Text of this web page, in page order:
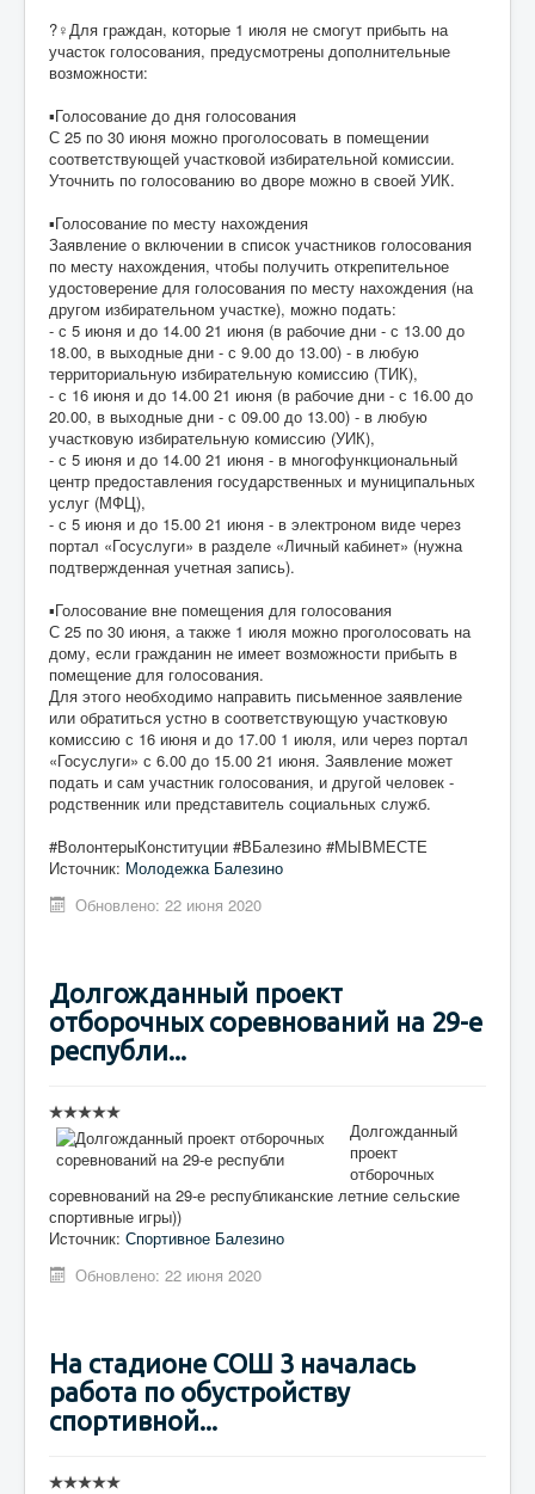
?‍♀️Для граждан, которые 1 июля не смогут прибыть на
участок голосования, предусмотрены дополнительные
возможности:
▪️Голосование до дня голосования
С 25 по 30 июня можно проголосовать в помещении
соответствующей участковой избирательной комиссии.
Уточнить по голосованию во дворе можно в своей УИК.
▪️Голосование по месту нахождения
Заявление о включении в список участников голосования
по месту нахождения, чтобы получить открепительное
удостоверение для голосования по месту нахождения (на
другом избирательном участке), можно подать:
- с 5 июня и до 14.00 21 июня (в рабочие дни - с 13.00 до
18.00, в выходные дни - с 9.00 до 13.00) - в любую
территориальную избирательную комиссию (ТИК),
- с 16 июня и до 14.00 21 июня (в рабочие дни - с 16.00 до
20.00, в выходные дни - с 09.00 до 13.00) - в любую
участковую избирательную комиссию (УИК),
- с 5 июня и до 14.00 21 июня - в многофункциональный
центр предоставления государственных и муниципальных
услуг (МФЦ),
- с 5 июня и до 15.00 21 июня - в электроном виде через
портал «Госуслуги» в разделе «Личный кабинет» (нужна
подтвержденная учетная запись).
▪️Голосование вне помещения для голосования
С 25 по 30 июня, а также 1 июля можно проголосовать на
дому, если гражданин не имеет возможности прибыть в
помещение для голосования.
Для этого необходимо направить письменное заявление
или обратиться устно в соответствующую участковую
комиссию с 16 июня и до 17.00 1 июля, или через портал
«Госуслуги» с 6.00 до 15.00 21 июня. Заявление может
подать и сам участник голосования, и другой человек -
родственник или представитель социальных служб.
#ВолонтерыКонституции #ВБалезино #МЫВМЕСТЕ
Источник: Молодежка Балезино
Обновлено: 22 июня 2020
Долгожданный проект
отборочных соревнований на 29-е
республи...
Долгожданный
проект
отборочных
соревнований на 29-е республиканские летние сельские
спортивные игры))
Источник: Спортивное Балезино
Обновлено: 22 июня 2020
На стадионе СОШ 3 началась
работа по обустройству
спортивной...